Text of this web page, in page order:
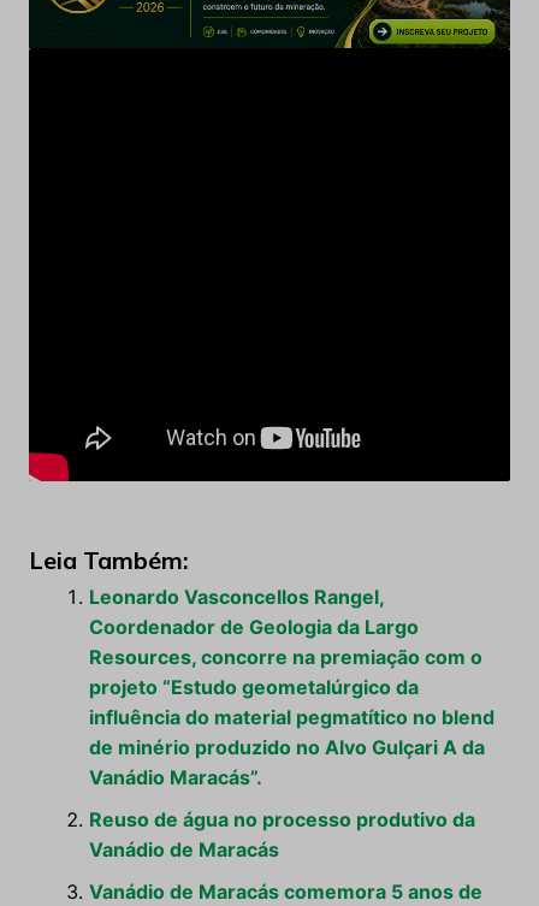
Leia Também:
Leonardo Vasconcellos Rangel,
Coordenador de Geologia da Largo
Resources, concorre na premiação com o
projeto “Estudo geometalúrgico da
influência do material pegmatítico no blend
de minério produzido no Alvo Gulçari A da
Vanádio Maracás”.
Reuso de água no processo produtivo da
Vanádio de Maracás
Vanádio de Maracás comemora 5 anos de